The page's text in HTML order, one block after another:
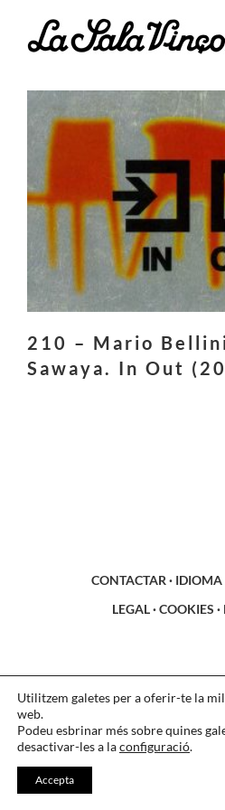
210 – Mario
Sawaya. In Out
CONTACTAR · IDIOMA
LEGAL·COOKIES ·
Utilitzem galetes per a oferir-te la
web.
Podeu esbrinar més sobre quines
desactivar-les a laconfiguració.
Accepta